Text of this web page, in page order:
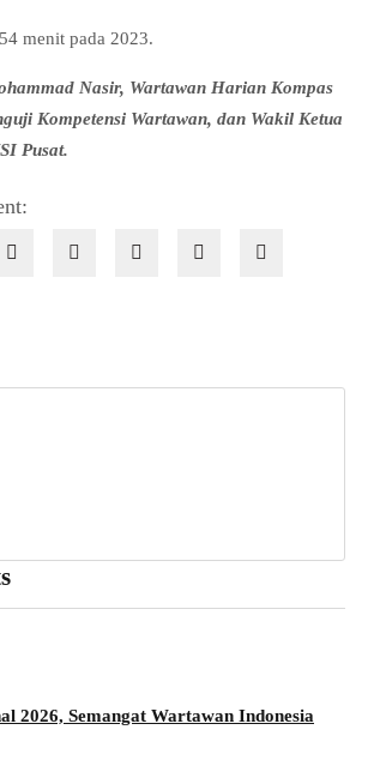
menit pada 2023.
Nasir, Wartawan Harian Kompas
Kompetensi Wartawan, dan Wakil Ketua
Pusat.
2026, Semangat Wartawan Indonesia